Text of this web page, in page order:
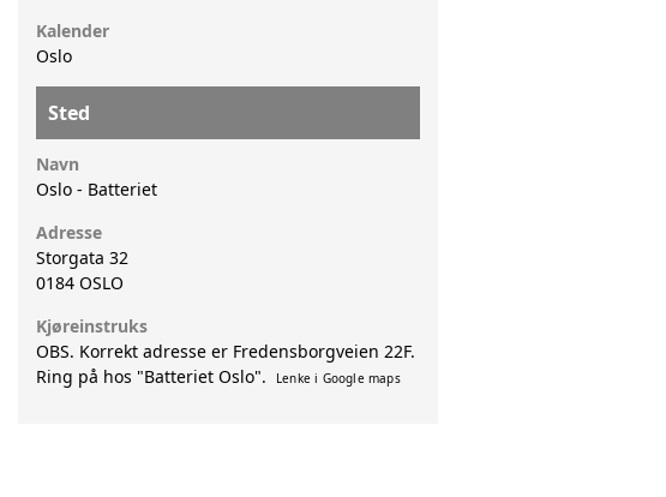
Kalender
Oslo
Sted
Navn
Oslo - Batteriet
Adresse
Storgata 32
0184 OSLO
Kjøreinstruks
OBS. Korrekt adresse er Fredensborgveien 22F.
Ring på hos "Batteriet Oslo".
Lenke i Google maps